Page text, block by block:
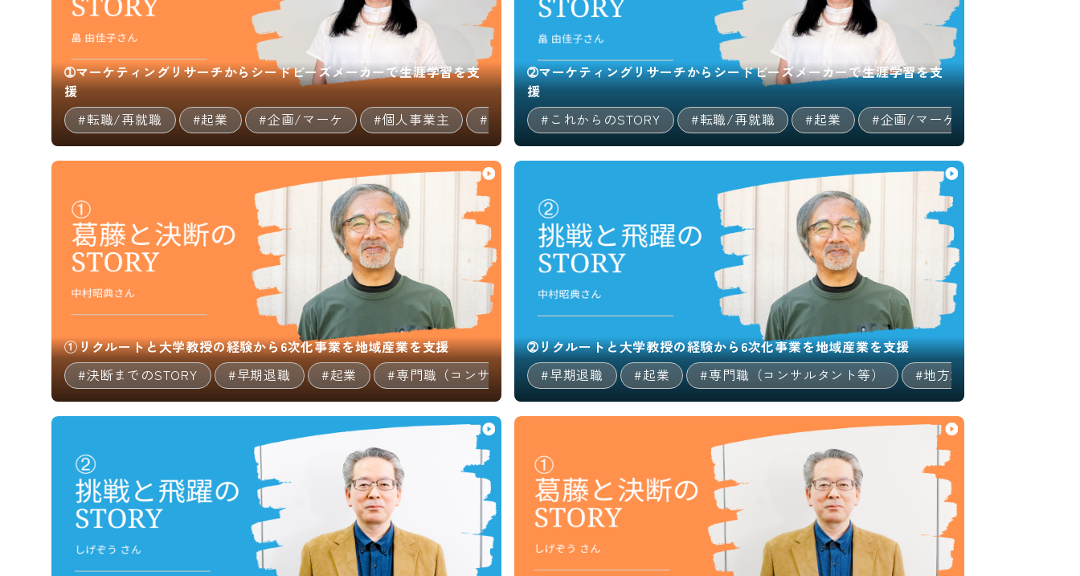
➀マーケティングリサーチからシードビーズメーカーで生涯学習を支
援
#転職/再就職
#起業 #企画/マーケ #個人事業主 #マルチキャリア #決断までのSTORY 12:45
➁マーケティングリサーチからシードビーズメーカーで生涯学習を支
援
#これからのSTORY
#転職/再就職 #起業 #企画/マーケ
①リクルートと大学教授の経験から6次化事業を地域産業を支援
#決断までのSTORY
#早期退職 #起業 #専門職（コンサルタント等） #地方創生/地方移住/地域貢献 #キャリア/教育 #マルチキャリア
➁リクルートと大学教授の経験から6次化事業を地域産業を支援
#早期退職
#起業 #専門職（コンサルタント等） #地方創生/地方移住/地域